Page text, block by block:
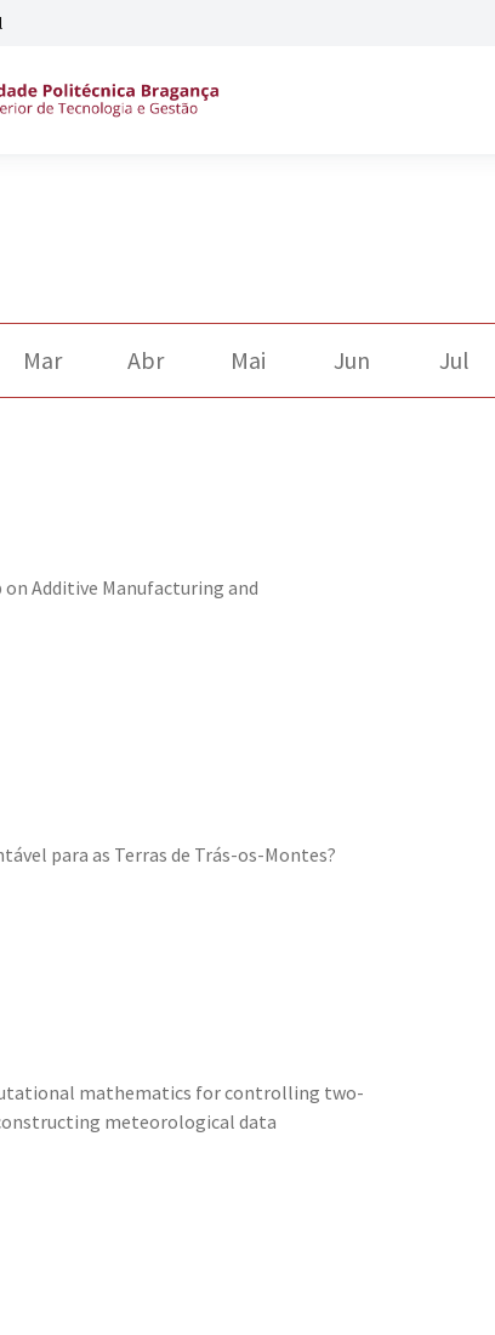
Mar Abr Mai Jun Jul
Additive Manufacturing and
para as Terras de Trás-os-Montes?
mathematics for controlling two-
meteorological data